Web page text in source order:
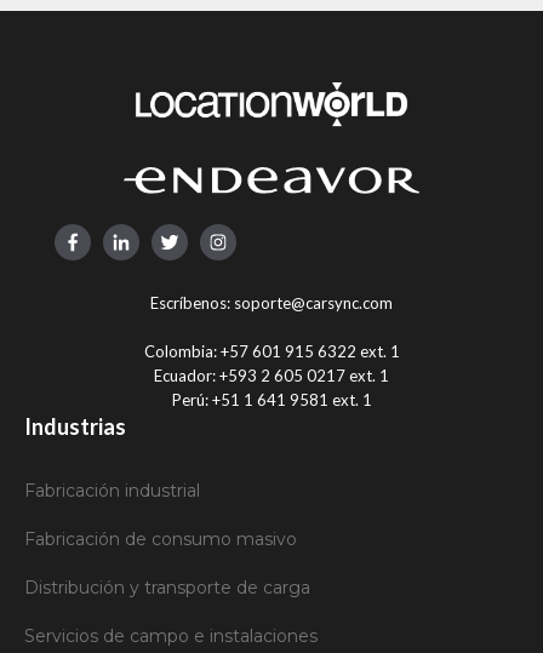
Escríbenos: soporte@carsync.com
Colombia:+57 601 915 6322 ext. 1
Ecuador:+593 2 605 0217 ext. 1
Perú:+51 1 641 9581 ext. 1
Industrias
Fabricación industrial
Fabricación de consumo masivo
Distribución y transporte de carga
Servicios de campo e instalaciones